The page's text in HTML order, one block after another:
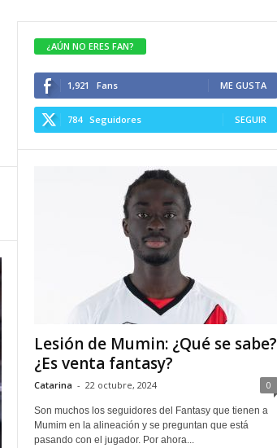
¿AÚN NO ERES FAN?
1,921 Fans ME GUSTA
784 Seguidores SEGUIR
Lesión de Mumin: ¿Qué se sabe?
¿Es venta fantasy?
Catarina - 22 octubre, 2024 0
Son muchos los seguidores del Fantasy que tienen a
Mumim en la alineación y se preguntan que está
pasando con el jugador. Por ahora...